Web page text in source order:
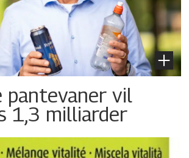
pantevaner vil
1,3 milliarder